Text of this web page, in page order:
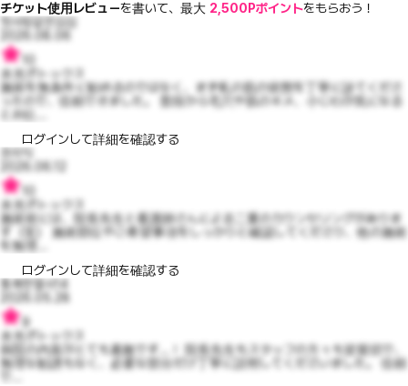
チケット使用レビューを書いて、最大 2,500Pポイントをもらおう！
첫사랑같은김김
2026.08.06
水光ボトックス
施術を無条件に勧めるのではなく、まず私の肌の状態を丁寧に診てくださ
ったので、信頼できました。 普段から毛穴や肌のキメ、小じわが気になる
とお伝...
ログインして詳細を確認する
흐이익
2026.06.12
水光ボトックス
施術前には、院長先生と看護師さんによる二重のカウンセリングがありま
す（笑） 施術部位やご希望事項をしっかりと確認してくださり、他の施術
を無理...
ログインして詳細を確認する
통쾌한엘사14
2026.05.28
9
水光ボトックス
病院の内装がとても素敵です…！ 院長先生もスタッフの方々も皆親切で、
無理な勧誘もなく、必要な部分だけ丁寧に説明してくださいました。 信頼
で...